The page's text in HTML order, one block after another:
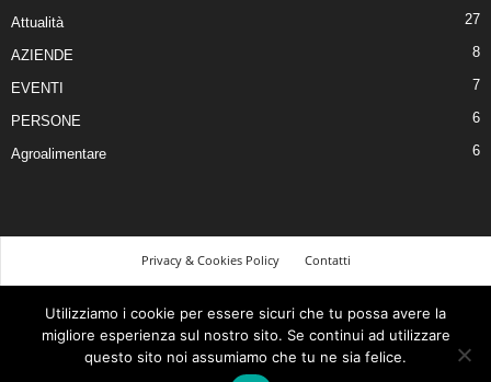
Attualità 27
AZIENDE 8
EVENTI 7
PERSONE 6
Agroalimentare 6
Privacy & Cookies Policy
Contatti
© 2026 Tutti i diritti riservati | Realizzato da Piero Muscari Storytailor - La tua
comunicazione sarà tutta un’altra storia! Per contattarmi, visita il mio sito web
Utilizziamo i cookie per essere sicuri che tu possa avere la
migliore esperienza sul nostro sito. Se continui ad utilizzare
questo sito noi assumiamo che tu ne sia felice.